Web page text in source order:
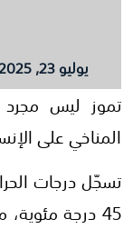
يوليو 23, 2025
تموز ليس
المناخي على
تسجّل درجات
45 درجة